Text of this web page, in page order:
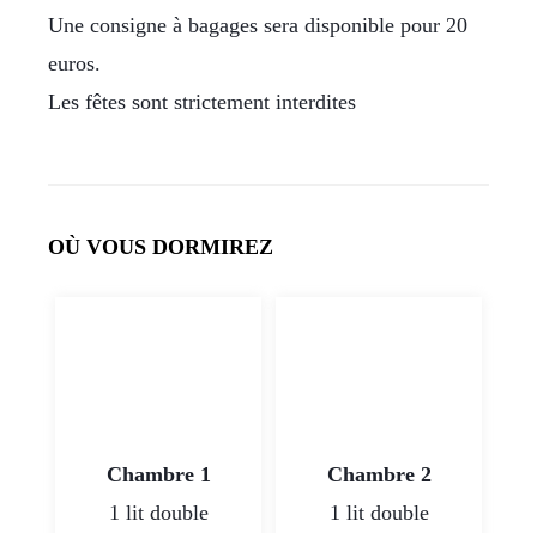
Une consigne à bagages sera disponible pour 20
euros.
Les fêtes sont strictement interdites
OÙ VOUS DORMIREZ
Chambre 1
1 lit double
Chambre 2
1 lit double